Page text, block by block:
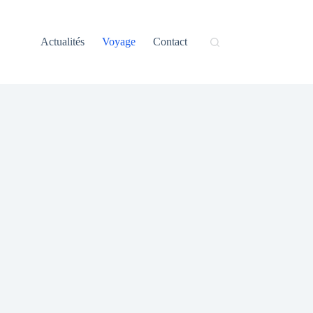
Actualités
Voyage Contact